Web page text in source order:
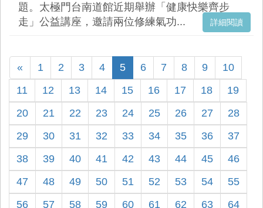
題。太極門台南道館近期舉辦「健康快樂齊步
走」公益講座，邀請兩位修練氣功...
詳細閱讀
« 1 2 3 4 5 6 7 8 9
10
11
12 13 14 15 16 17 18
19
20
21 22 23 24 25 26 27
28
29
30 31 32 33 34 35 36
37
38
39 40 41 42 43 44 45
46
47
48 49 50 51 52 53 54
55
56
57 58 59 60 61 62 63 64